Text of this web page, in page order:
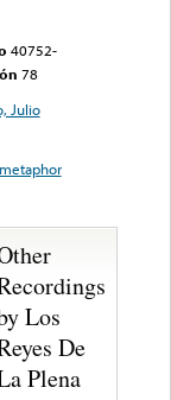
40752-
78
Julio
metaphor
Los
De
Plena